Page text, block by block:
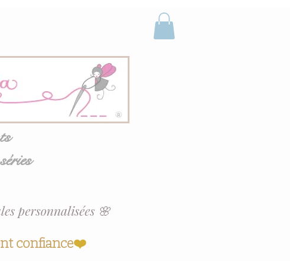
confiance❤️
personnalisées 🌸